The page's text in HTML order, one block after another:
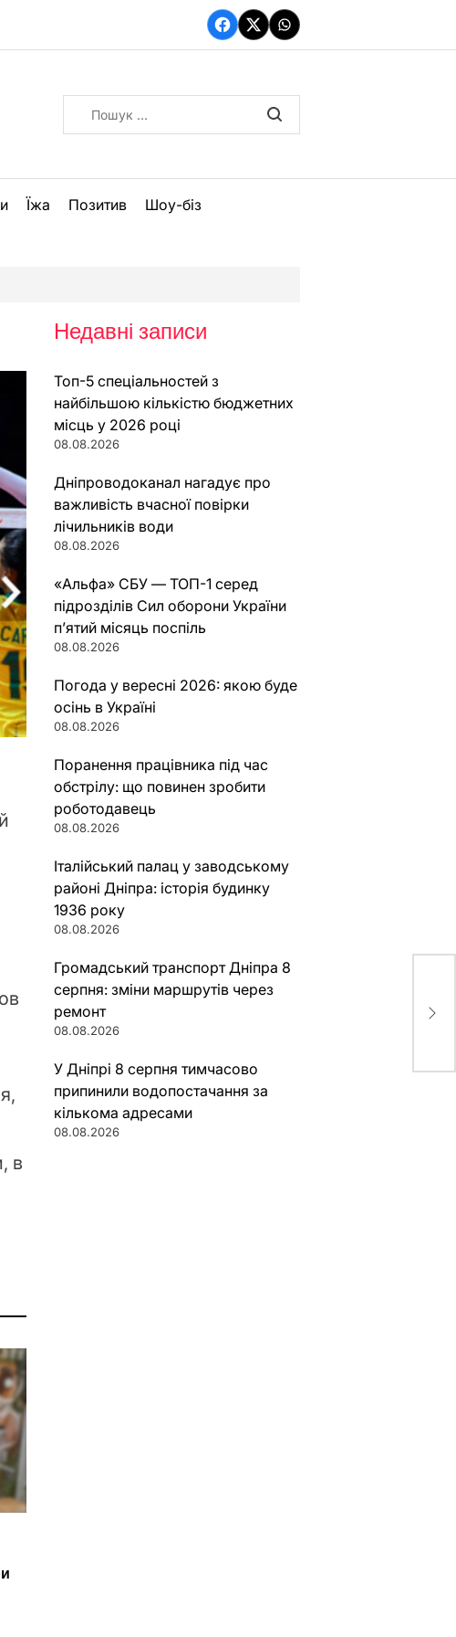
Facebook
TwitterWhatsApp
Їжа Позитив Шоу-біз
в
Недавні записи
Топ-5 спеціальностей з
найбільшою кількістю бюджетних
місць у 2026 році
08.08.2026
Дніпроводоканал нагадує про
важливість вчасної повірки
лічильників води
08.08.2026
«Альфа» СБУ — ТОП-1 серед
підрозділів Сил оборони України
п’ятий місяць поспіль
08.08.2026
Погода у вересні 2026: якою буде
осінь в Україні
08.08.2026
Поранення працівника під час
обстрілу: що повинен зробити
роботодавець
08.08.2026
Італійський палац у заводському
районі Дніпра: історія будинку
1936 року
08.08.2026
Громадський транспорт Дніпра 8
серпня: зміни маршрутів через
ремонт
08.08.2026
У Дніпрі 8 серпня тимчасово
припинили водопостачання за
кількома адресами
08.08.2026